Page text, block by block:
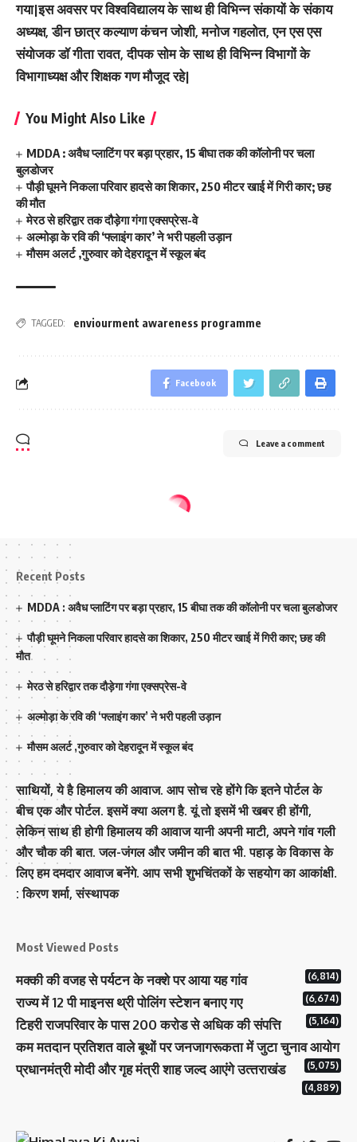
गया|इस अवसर पर विश्वविद्यालय के साथ ही विभिन्न संकायों के संकाय
अध्यक्ष, डीन छात्र कल्याण कंचन जोशी, मनोज गहलोत, एन एस एस
संयोजक डॉ गीता रावत, दीपक सोम के साथ ही विभिन्न विभागों के
विभागाध्यक्ष और शिक्षक गण मौजूद रहे|
You Might Also Like
MDDA : अवैध प्लाटिंग पर बड़ा प्रहार, 15 बीघा तक की कॉलोनी पर चला
बुलडोजर
पौड़ी घूमने निकला परिवार हादसे का शिकार, 250 मीटर खाई में गिरी कार; छह
की मौत
मेरठ से हरिद्वार तक दौड़ेगा गंगा एक्सप्रेस-वे
अल्मोड़ा के रवि की ‘फ्लाइंग कार’ ने भरी पहली उड़ान
मौसम अलर्ट ,गुरुवार को देहरादून में स्कूल बंद
TAGGED: enviourment awareness programme
Facebook
Leave a comment
Recent Posts
MDDA : अवैध प्लाटिंग पर बड़ा प्रहार, 15 बीघा तक की कॉलोनी पर चला बुलडोजर
पौड़ी घूमने निकला परिवार हादसे का शिकार, 250 मीटर खाई में गिरी कार; छह की
मौत
मेरठ से हरिद्वार तक दौड़ेगा गंगा एक्सप्रेस-वे
अल्मोड़ा के रवि की ‘फ्लाइंग कार’ ने भरी पहली उड़ान
मौसम अलर्ट ,गुरुवार को देहरादून में स्कूल बंद
साथियों, ये है हिमालय की आवाज. आप सोच रहे होंगे कि इतने पोर्टल के
बीच एक और पोर्टल. इसमें क्या अलग है. यूं तो इसमें भी खबर ही होंगी,
लेकिन साथ ही होगी हिमालय की आवाज यानी अपनी माटी, अपने गांव गली
और चौक की बात. जल-जंगल और जमीन की बात भी. पहाड़ के विकास के
लिए हम दमदार आवाज बनेंगे. आप सभी शुभचिंतकों के सहयोग का आकांक्षी.
: किरण शर्मा, संस्‍थापक
Most Viewed Posts
मक्‍की की वजह से पर्यटन के नक्‍शे पर आया यह गांव (6,814)
राज्य में 12 पी माइनस थ्री पोलिंग स्टेशन बनाए गए (6,674)
टिहरी राजपरिवार के पास 200 करोड से अधिक की संपत्ति (5,164)
कम मतदान प्रतिशत वाले बूथों पर जनजागरूकता में जुटा चुनाव आयोग
(5,075)
प्रधानमंत्री माेदी और गृह मंत्री शाह जल्‍द आएंगे उत्‍तराखंड
(4,889)